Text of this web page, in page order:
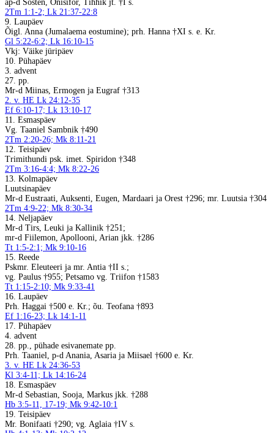
ap-d Sosten, Onisifor, Tihhik jt. †I s.
2Tm 1:1-2; Lk 21:37-22:8
9. Laupäev
Õigl. Anna (Jumalaema eostumine); prh. Hanna †XI s. e. Kr.
Gl 5:22-6:2; Lk 16:10-15
Vkj: Väike jüripäev
10. Pühapäev
3. advent
27. pp.
Mr-d Miinas, Ermogen ja Eugraf †313
2. v. HE Lk 24:12-35
Ef 6:10-17; Lk 13:10-17
11. Esmaspäev
Vg. Taaniel Sambnik †490
2Tm 2:20-26; Mk 8:11-21
12. Teisipäev
Trimithundi psk. imet. Spiridon †348
2Tm 3:16-4:4; Mk 8:22-26
13. Kolmapäev
Luutsinapäev
Mr-d Eustraati, Auksenti, Eugen, Mardaari ja Orest †296; mr. Luutsia †304
2Tm 4:9-22; Mk 8:30-34
14. Neljapäev
Mr-d Tirs, Leuki ja Kallinik †251;
mr-d Fiilemon, Apollooni, Arian jkk. †286
Tt 1:5-2:1; Mk 9:10-16
15. Reede
Pskmr. Eleuteeri ja mr. Antia †II s.;
vg. Paulus †955; Petsamo vg. Triifon †1583
Tt 1:15-2:10; Mk 9:33-41
16. Laupäev
Prh. Haggai †500 e. Kr.; õu. Teofana †893
Ef 1:16-23; Lk 14:1-11
17. Pühapäev
4. advent
28. pp., pühade esivanemate pp.
Prh. Taaniel, p-d Anania, Asaria ja Miisael †600 e. Kr.
3. v. HE Lk 24:36-53
Kl 3:4-11; Lk 14:16-24
18. Esmaspäev
Mr-d Sebastian, Sooja, Markus jkk. †288
Hb 3:5-11, 17-19; Mk 9:42-10:1
19. Teisipäev
Mr. Bonifaati †290; vg. Aglaia †IV s.